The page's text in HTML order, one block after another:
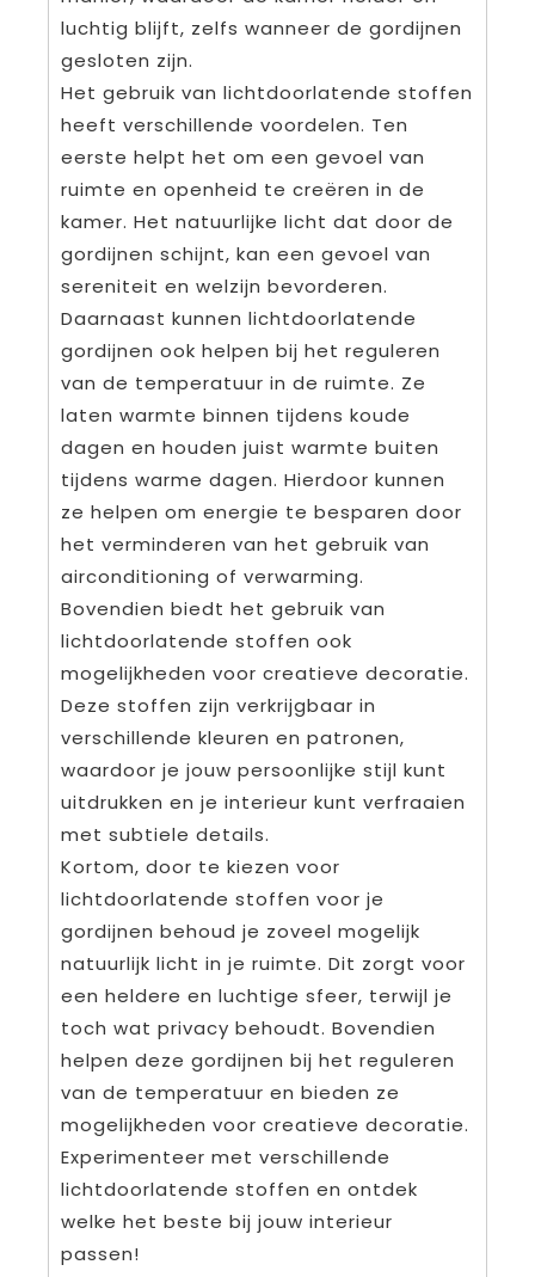
luchtig blijft, zelfs wanneer de gordijnen
gesloten zijn.
Het gebruik van lichtdoorlatende stoffen
heeft verschillende voordelen. Ten
eerste helpt het om een gevoel van
ruimte en openheid te creëren in de
kamer. Het natuurlijke licht dat door de
gordijnen schijnt, kan een gevoel van
sereniteit en welzijn bevorderen.
Daarnaast kunnen lichtdoorlatende
gordijnen ook helpen bij het reguleren
van de temperatuur in de ruimte. Ze
laten warmte binnen tijdens koude
dagen en houden juist warmte buiten
tijdens warme dagen. Hierdoor kunnen
ze helpen om energie te besparen door
het verminderen van het gebruik van
airconditioning of verwarming.
Bovendien biedt het gebruik van
lichtdoorlatende stoffen ook
mogelijkheden voor creatieve decoratie.
Deze stoffen zijn verkrijgbaar in
verschillende kleuren en patronen,
waardoor je jouw persoonlijke stijl kunt
uitdrukken en je interieur kunt verfraaien
met subtiele details.
Kortom, door te kiezen voor
lichtdoorlatende stoffen voor je
gordijnen behoud je zoveel mogelijk
natuurlijk licht in je ruimte. Dit zorgt voor
een heldere en luchtige sfeer, terwijl je
toch wat privacy behoudt. Bovendien
helpen deze gordijnen bij het reguleren
van de temperatuur en bieden ze
mogelijkheden voor creatieve decoratie.
Experimenteer met verschillende
lichtdoorlatende stoffen en ontdek
welke het beste bij jouw interieur
passen!